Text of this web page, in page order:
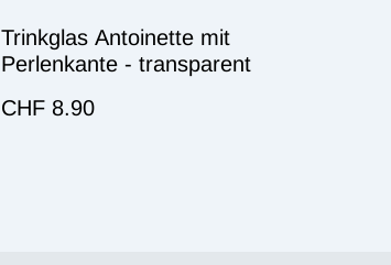
Trinkglas Antoinette mit
Perlenkante - transparent
CHF 8.90